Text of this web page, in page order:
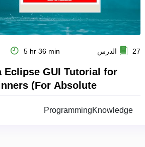
27 الدرس 5 hr 36 min
Eclipse GUI Tutorial for
(For Absolute
ProgrammingKnowledge